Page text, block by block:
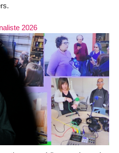
2026